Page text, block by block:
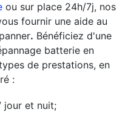
ou sur place 24h/7j, nos
fournir une aide au
. Bénéficiez d'une
batterie en
de prestations, en
:
jour et nuit;